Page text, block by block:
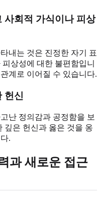
사회적 가식이나 피상
내는 것은 진정한 자기 표
상성에 대한 불편함입니
계로 이어질 수 있습니다.
헌신
난 정의감과 공정함을 보
깊은 헌신과 옳은 것을 옹
.
과 새로운 접근